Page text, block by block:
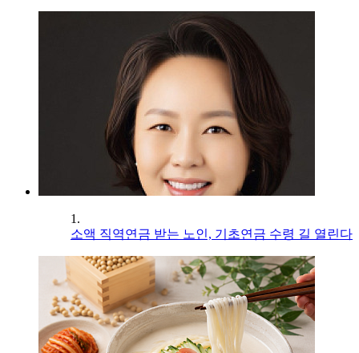
1.
소액 직역연금 받는 노인, 기초연금 수령 길 열린다